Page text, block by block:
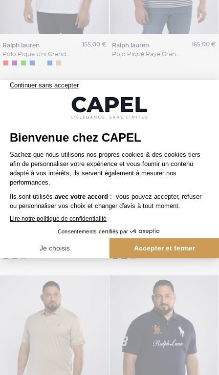
ralph lauren
155,00 €
ralph lauren
165,00 €
Polo Interlock Grande Taille Bleu Ciel
ralph lauren
Polo Interlock Grande Taille Bleu Marine
165,00 €